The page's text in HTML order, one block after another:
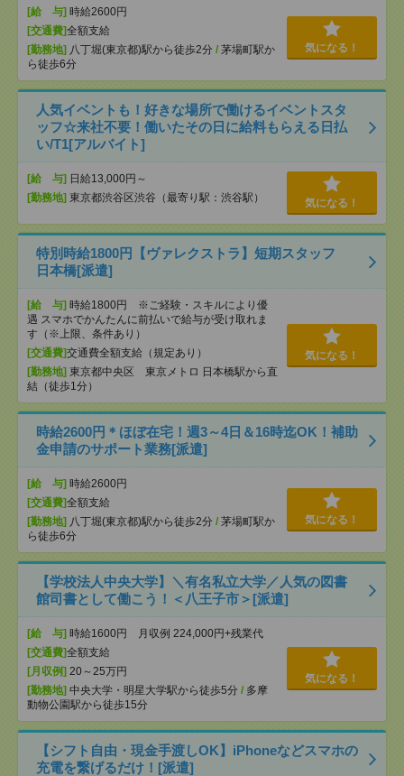
[給 与] 時給2600円
[交通費]全額支給
[勤務地] 八丁堀(東京都)駅から徒歩2分 / 茅場町駅か
ら徒歩6分
気になる！
人気イベントも！好きな場所で働けるイベントスタ
ッフ☆来社不要！働いたその日に給料もらえる日払
い/T1[アルバイト]
[給 与] 日給13,000円～
[勤務地] 東京都渋谷区渋谷（最寄り駅：渋谷駅） 気になる！
特別時給1800円【ヴァレクストラ】短期スタッフ
日本橋[派遣]
[給 与] 時給1800円 ※ご経験・スキルにより優
遇 スマホでかんたんに前払いで給与が受け取れま
す（※上限、条件あり）
[交通費]交通費全額支給（規定あり）
[勤務地] 東京都中央区 東京メトロ 日本橋駅から直
結（徒歩1分）
気になる！
時給2600円＊ほぼ在宅！週3～4日＆16時迄OK！補助
金申請のサポート業務[派遣]
[給 与] 時給2600円
[交通費]全額支給
[勤務地] 八丁堀(東京都)駅から徒歩2分 / 茅場町駅か
ら徒歩6分
気になる！
【学校法人中央大学】＼有名私立大学／人気の図書
館司書として働こう！＜八王子市＞[派遣]
[給 与] 時給1600円 月収例 224,000円+残業代
[交通費]全額支給
[月収例] 20～25万円
[勤務地] 中央大学・明星大学駅から徒歩5分 / 多摩
動物公園駅から徒歩15分
気になる！
【シフト自由・現金手渡しOK】iPhoneなどスマホの
充電を繋げるだけ！[派遣]